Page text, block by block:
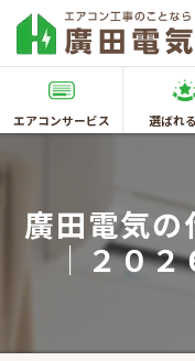
エアコンサービス 選ばれ
廣田電気の
｜２０